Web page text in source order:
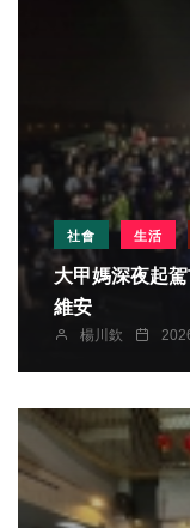
社會 生活
大甲媽深夜起
維安
楊川欽